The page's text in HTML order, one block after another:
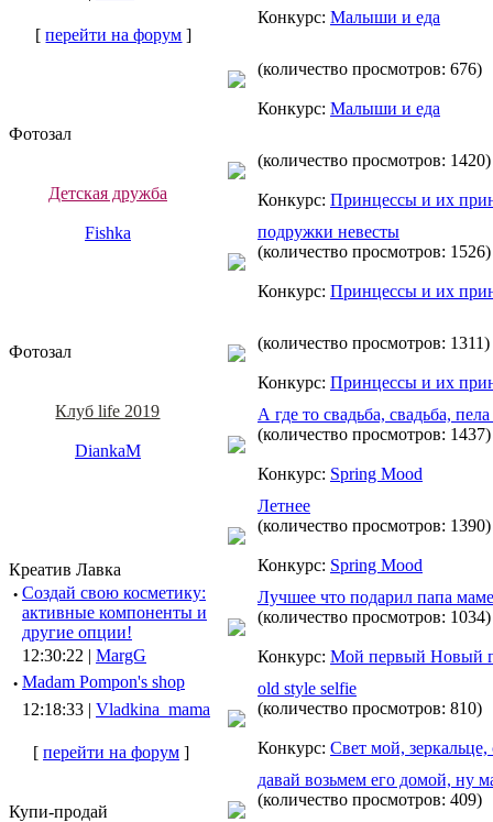
[перейти на форум ]
Фотозал
Детская дружба
Fishka
Фотозал
Клуб life 2019
DiankaM
Креатив Лавка
· Создай свою косметику:
активные компоненты и
другие опции!
12:30:22 | MargG
· Madam Pompon's shop
12:18:33 | Vladkina_mama
[ перейти на форум ]
Купи-продай
Конкурс: Малыши и еда
(количество просмотров: 676)
Конкурс: Малыши и еда
(количество просмотров: 1420)
Конкурс: Принцессы и их
подружки невесты
(количество просмотров: 1526)
Конкурс: Принцессы и их
(количество просмотров: 1311)
Конкурс: Принцессы и их
А где то свадьба, свадьба,
(количество просмотров: 1437)
Конкурс: Spring Mood
Летнее
(количество просмотров: 1390)
Конкурс: Spring Mood
Лучшее что подарил папа
(количество просмотров: 1034)
Конкурс: Мой первый Новый
old style selfie
(количество просмотров: 810)
Конкурс: Cвет мой,
давай возьмем его домой, ну
(количество просмотров: 409)